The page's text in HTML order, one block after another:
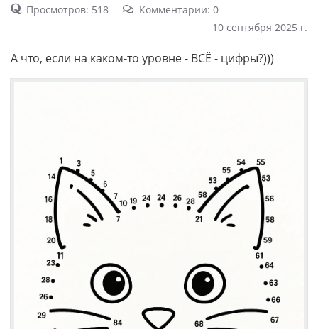
Просмотров: 518
Комментарии: 0
10 сентября 2025 г.
А что, если на каком-то уровне - ВСЁ - цифры?)))